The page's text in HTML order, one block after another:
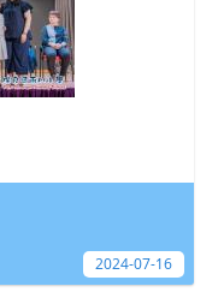
2024-07-16